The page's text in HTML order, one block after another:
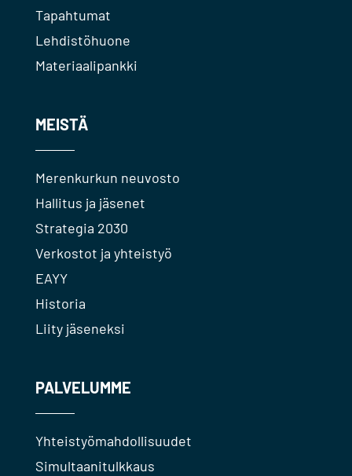
Tapahtumat
Lehdistöhuone
Materiaalipankki
MEISTÄ
Merenkurkun neuvosto
Hallitus ja jäsenet
Strategia 2030
Verkostot ja yhteistyö
EAYY
Historia
Liity jäseneksi
PALVELUMME
Yhteistyömahdollisuudet
Simultaanitulkkaus